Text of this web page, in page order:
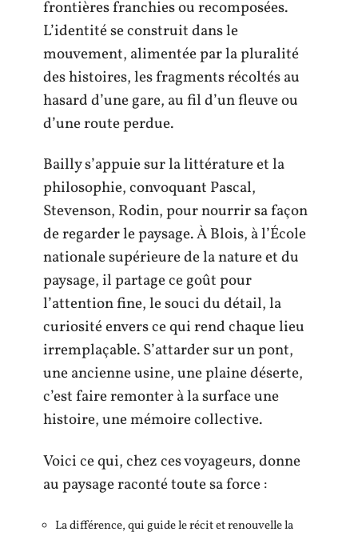
frontières franchies ou recomposées.
L’identité se construit dans le
mouvement, alimentée par la pluralité
des histoires, les fragments récoltés au
hasard d’une gare, au fil d’un fleuve ou
d’une route perdue.
Bailly s’appuie sur la littérature et la
philosophie, convoquant Pascal,
Stevenson, Rodin, pour nourrir sa façon
de regarder le paysage. À Blois, à l’École
nationale supérieure de la nature et du
paysage, il partage ce goût pour
l’attention fine, le souci du détail, la
curiosité envers ce qui rend chaque lieu
irremplaçable. S’attarder sur un pont,
une ancienne usine, une plaine déserte,
c’est faire remonter à la surface une
histoire, une mémoire collective.
Voici ce qui, chez ces voyageurs, donne
au paysage raconté toute sa force :
La différence, qui guide le récit et renouvelle la